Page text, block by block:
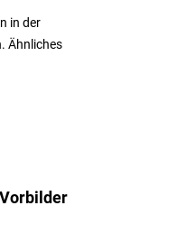
in der
Ähnliches